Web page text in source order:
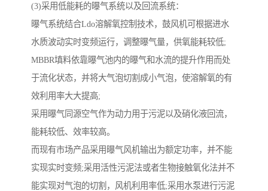
(3)采用低能耗的曝气系统以及回流系统：
曝气系统结合Ldo溶解氧控制技术，鼓风机可根据进水
水质波动实时变频运行，调整曝气量，供氧能耗较低;
MBBR填料依靠曝气池内的曝气和水流的提升作用而处
于流化状态，并将大气泡切割成小气泡，使溶解氧的有
效利用率大大提高;
采用曝气同源空气作为动力用于污泥以及硝化液回流，
能耗较低、效率较高。
而现有市场产品采用曝气风机输出为额定功率，并不能
实现实时变频;采用活性污泥法或者生物接触氧化法并不
能实现对气泡的切割，风机利用率低;采用水泵进行污泥